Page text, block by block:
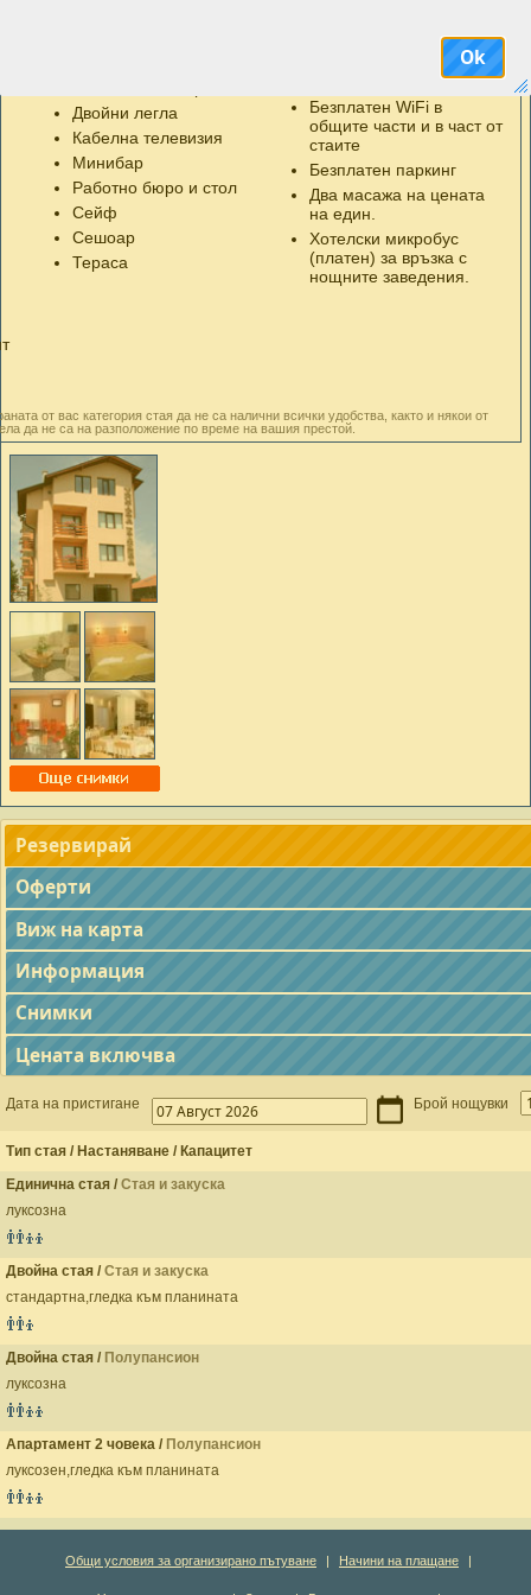
Двойни легла
Кабелна телевизия
Минибар
Работно бюро и стол
Сейф
Сешоар
Тераса
10 % отстъпка от
свободната консумация
Безплатен WiFi в
общите части и в част от
стаите
Безплатен паркинг
Два масажа на цената
на един.
Хотелски микробус
(платен) за връзка с
нощните заведения.
от вас категория стая да не са налични всички удобства, както и някои от
да не са на разположение по време на вашия престой.
Резервирай
Оферти
Виж на карта
Информация
Снимки
Цената включва
Дата на пристигане Брой нощувки
Тип стая / Настаняване / Капацитет
Единична стая / Стая и закуска
луксозна
Двойна стая / Стая и закуска
стандартна,гледка към планината
Двойна стая / Полупансион
луксозна
Апартамент 2 човека / Полупансион
луксозен,гледка към планината
Общи условия за организирано пътуване Начини на плащане
Ok